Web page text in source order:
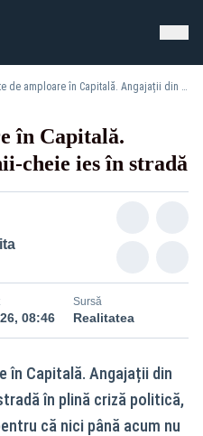
Proteste de amploare în Capitală. Angajații din domenii-cheie ies în stradă
în Capitală.
cheie ies în stradă
08:46
Sursă
Realitatea
în Capitală. Angajații din
în plină criză politică,
că nici până acum nu